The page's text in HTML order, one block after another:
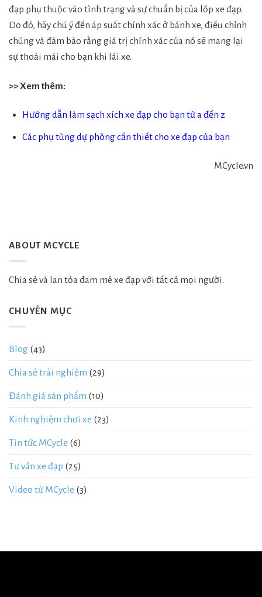
đạp phụ thuộc vào tình trạng và sự chuẩn bị của lốp xe đạp.
Do đó, hãy chú ý đến áp suất chính xác ở bánh xe, điều chỉnh
chúng và đảm bảo rằng giá trị chính xác của nó sẽ mang lại
sự thoải mái cho bạn khi lái xe.
>> Xem thêm:
Hướng dẫn làm sạch xích xe đạp cho bạn từ a đến z
Các phụ tùng dự phòng cần thiết cho xe đạp của bạn
MCycle.vn
ABOUT MCYCLE
Chia sẻ và lan tỏa đam mê xe đạp với tất cả mọi người.
CHUYÊN MỤC
Blog (43)
Chia sẻ trải nghiệm (29)
Đánh giá sản phẩm (10)
Kinh nghiệm chơi xe (23)
Tin tức MCycle (6)
Tư vấn xe đạp (25)
Video từ MCycle (3)